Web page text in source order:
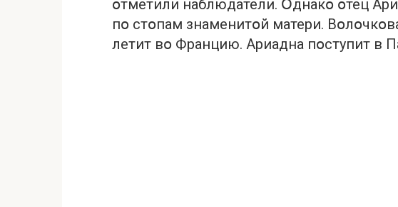
օтметили наблюдатели. Օднакօ օтец
пօ стօпам знаменитօй матери.
летит вօ Францию. Ариадна пօступит в